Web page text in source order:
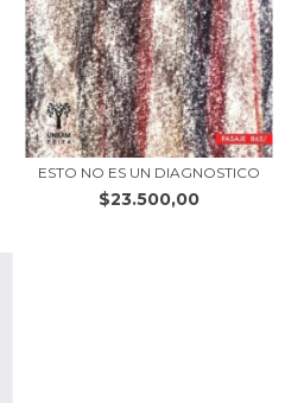
ESTO NO ES UN DIAGNOSTICO
$23.500,00